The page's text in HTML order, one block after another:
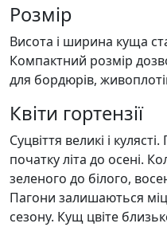
Розмір
Висота і ширина куща
Компактний розмір
для бордюрів,
Квіти гортензії
Суцвіття великі і
початку літа до осені.
зеленого до білого,
Пагони залишаються
сезону. Кущ цвіте